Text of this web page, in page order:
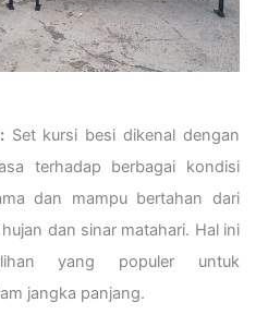
Set kursi besi dikenal dengan
terhadap berbagai kondisi
dan mampu bertahan dari
dan sinar matahari. Hal ini
yang populer untuk
jangka panjang.